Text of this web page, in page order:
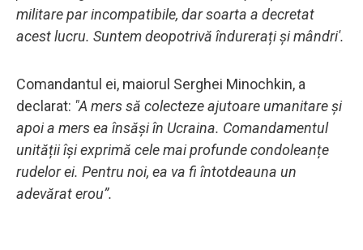
militare par incompatibile, dar soarta a decretat
acest lucru. Suntem deopotrivă îndurerați și mândri'.
Comandantul ei, maiorul Serghei Minochkin, a
declarat: "A mers să colecteze ajutoare umanitare și
apoi a mers ea însăși în Ucraina. Comandamentul
unității își exprimă cele mai profunde condoleanțe
rudelor ei. Pentru noi, ea va fi întotdeauna un
adevărat erou”.